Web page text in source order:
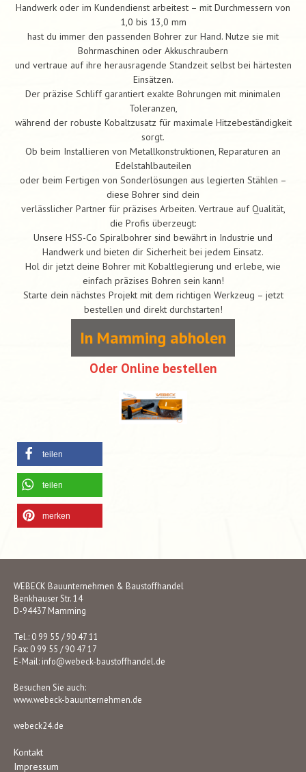
Handwerk oder im Kundendienst arbeitest – mit Durchmessern von
1,0 bis 13,0 mm
hast du immer den passenden Bohrer zur Hand. Nutze sie mit
Bohrmaschinen oder Akkuschraubern
und vertraue auf ihre herausragende Standzeit selbst bei härtesten
Einsätzen.
Der präzise Schliff garantiert exakte Bohrungen mit minimalen
Toleranzen,
während der robuste Kobaltzusatz für maximale Hitzebeständigkeit
sorgt.
Ob beim Installieren von Metallkonstruktionen, Reparaturen an
Edelstahlbauteilen
oder beim Fertigen von Sonderlösungen aus legierten Stählen –
diese Bohrer sind dein
verlässlicher Partner für präzises Arbeiten. Vertraue auf Qualität,
die Profis überzeugt:
Unsere HSS-Co Spiralbohrer sind bewährt in Industrie und
Handwerk und bieten dir Sicherheit bei jedem Einsatz.
Hol dir jetzt deine Bohrer mit Kobaltlegierung und erlebe, wie
einfach präzises Bohren sein kann!
Starte dein nächstes Projekt mit dem richtigen Werkzeug – jetzt
bestellen und direkt durchstarten!
In Mamming abholen
Oder Online bestellen
teilen
teilen
merken
WEBECK Bauunternehmen & Baustoffhandel
Benkhauser Str. 14
D-94437 Mamming
Tel.: 0 99 55 / 90 47 11
Fax: 0 99 55 / 90 47 17
E-Mail: info@webeck-baustoffhandel.de
Besuchen Sie auch:
www.webeck-bauunternehmen.de
webeck24.de
Kontakt
Impressum